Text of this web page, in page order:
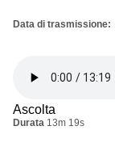
Data di trasmissione
Ascolta
Durata 13m 19s